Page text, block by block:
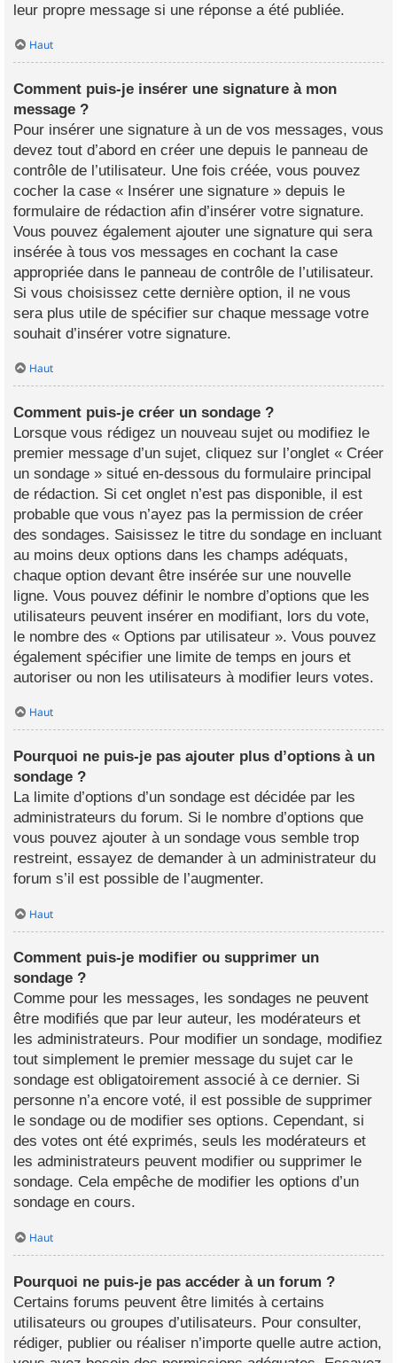
leur propre message si une réponse a été publiée.
Haut
Comment puis-je insérer une signature à mon
message ?
Pour insérer une signature à un de vos messages, vous
devez tout d’abord en créer une depuis le panneau de
contrôle de l’utilisateur. Une fois créée, vous pouvez
cocher la case « Insérer une signature » depuis le
formulaire de rédaction afin d’insérer votre signature.
Vous pouvez également ajouter une signature qui sera
insérée à tous vos messages en cochant la case
appropriée dans le panneau de contrôle de l’utilisateur.
Si vous choisissez cette dernière option, il ne vous
sera plus utile de spécifier sur chaque message votre
souhait d’insérer votre signature.
Haut
Comment puis-je créer un sondage ?
Lorsque vous rédigez un nouveau sujet ou modifiez le
premier message d’un sujet, cliquez sur l’onglet « Créer
un sondage » situé en-dessous du formulaire principal
de rédaction. Si cet onglet n’est pas disponible, il est
probable que vous n’ayez pas la permission de créer
des sondages. Saisissez le titre du sondage en incluant
au moins deux options dans les champs adéquats,
chaque option devant être insérée sur une nouvelle
ligne. Vous pouvez définir le nombre d’options que les
utilisateurs peuvent insérer en modifiant, lors du vote,
le nombre des « Options par utilisateur ». Vous pouvez
également spécifier une limite de temps en jours et
autoriser ou non les utilisateurs à modifier leurs votes.
Haut
Pourquoi ne puis-je pas ajouter plus d’options à un
sondage ?
La limite d’options d’un sondage est décidée par les
administrateurs du forum. Si le nombre d’options que
vous pouvez ajouter à un sondage vous semble trop
restreint, essayez de demander à un administrateur du
forum s’il est possible de l’augmenter.
Haut
Comment puis-je modifier ou supprimer un
sondage ?
Comme pour les messages, les sondages ne peuvent
être modifiés que par leur auteur, les modérateurs et
les administrateurs. Pour modifier un sondage, modifiez
tout simplement le premier message du sujet car le
sondage est obligatoirement associé à ce dernier. Si
personne n’a encore voté, il est possible de supprimer
le sondage ou de modifier ses options. Cependant, si
des votes ont été exprimés, seuls les modérateurs et
les administrateurs peuvent modifier ou supprimer le
sondage. Cela empêche de modifier les options d’un
sondage en cours.
Haut
Pourquoi ne puis-je pas accéder à un forum ?
Certains forums peuvent être limités à certains
utilisateurs ou groupes d’utilisateurs. Pour consulter,
rédiger, publier ou réaliser n’importe quelle autre action,